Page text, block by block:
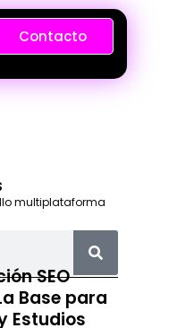
Contacto
multiplataforma
SEO
Base para
Estudios